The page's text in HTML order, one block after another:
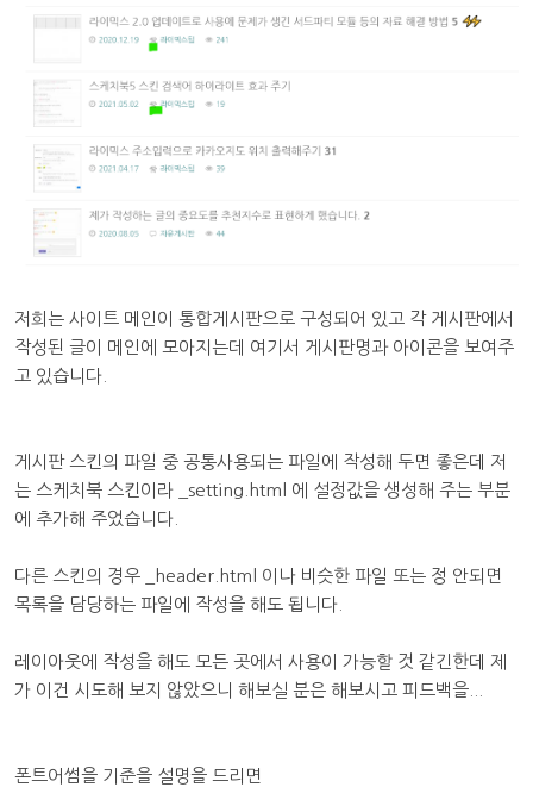
저희는 사이트 메인이 통합게시판으로 구성되어 있고 각 게시판에서
작성된 글이 메인에 모아지는데 여기서 게시판명과 아이콘을 보여주
고 있습니다.
게시판 스킨의 파일 중 공통사용되는 파일에 작성해 두면 좋은데 저
는 스케치북 스킨이라 _setting.html 에 설정값을 생성해 주는 부분
에 추가해 주었습니다.
다른 스킨의 경우 _header.html 이나 비슷한 파일 또는 정 안되면
목록을 담당하는 파일에 작성을 해도 됩니다.
레이아웃에 작성을 해도 모든 곳에서 사용이 가능할 것 같긴한데 제
가 이건 시도해 보지 않았으니 해보실 분은 해보시고 피드백을...
폰트어썸을 기준을 설명을 드리면